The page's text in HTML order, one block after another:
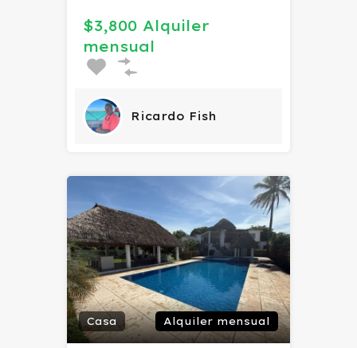
$3,800 Alquiler
mensual
Ricardo Fish
Casa Alquiler mensual